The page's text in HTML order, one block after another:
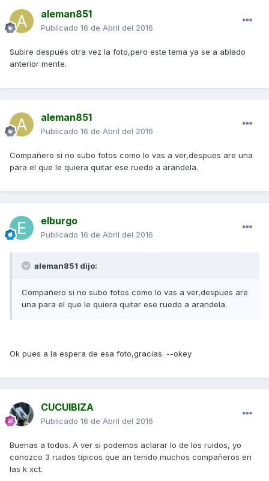
aleman851
Publicado 16 de Abril del 2016
Subire después otra vez la foto,pero este tema ya se a ablado
anterior mente.
aleman851
Publicado 16 de Abril del 2016
Compañero si no subo fotos como lo vas a ver,despues are una
para el que le quiera quitar ese ruedo a arandela.
elburgo
Publicado 16 de Abril del 2016
aleman851 dijo:
Compañero si no subo fotos como lo vas a ver,despues are
una para el que le quiera quitar ese ruedo a arandela.
Ok pues a la espera de esa foto,gracias. --okey
CUCUIBIZA
Publicado 16 de Abril del 2016
Buenas a todos. A ver si podemos aclarar lo de los ruidos, yo
conozco 3 ruidos típicos que an tenido muchos compañeros en
las k xct.